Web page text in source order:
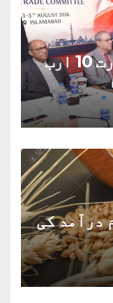
پاک ایران دوطرفہ تجارت 10 ارب
گندم درآمد کی